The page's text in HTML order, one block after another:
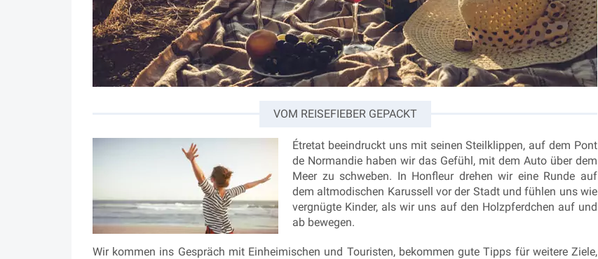
VOM REISEFIEBER GEPACKT
Étretat beeindruckt uns mit seinen Steilklippen, auf dem Pont
de Normandie haben wir das Gefühl, mit dem Auto über dem
Meer zu schweben. In Honfleur drehen wir eine Runde auf
dem altmodischen Karussell vor der Stadt und fühlen uns wie
vergnügte Kinder, als wir uns auf den Holzpferdchen auf und
ab bewegen.
Wir kommen ins Gespräch mit Einheimischen und Touristen, bekommen gute Tipps für weitere Ziele,